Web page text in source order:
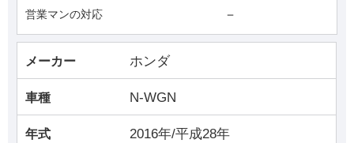
営業マンの対応 －
メーカー ホンダ
車種 N-WGN
年式 2016年/平成28年